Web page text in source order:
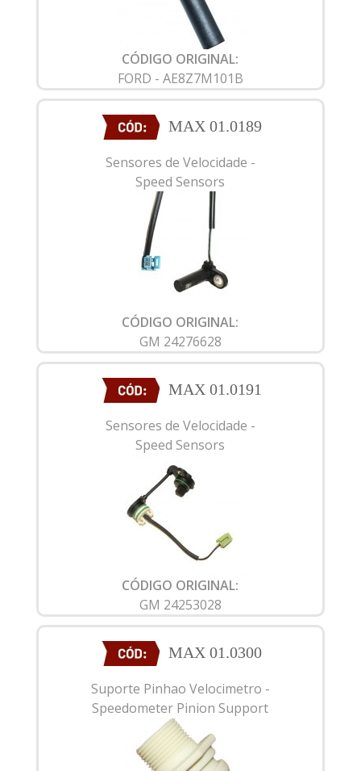
CÓDIGO ORIGINAL:
FORD - AE8Z7M101B
MAX 01.0189
Sensores de Velocidade -
Speed Sensors
CÓDIGO ORIGINAL:
GM 24276628
MAX 01.0191
Sensores de Velocidade -
Speed Sensors
CÓDIGO ORIGINAL:
GM 24253028
MAX 01.0300
Suporte Pinhao Velocimetro -
Speedometer Pinion Support